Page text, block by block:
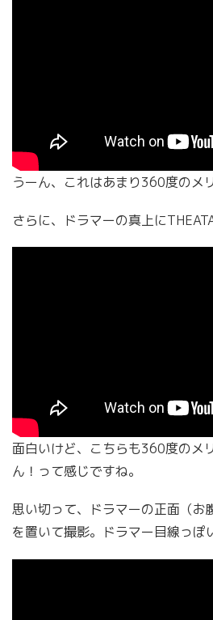
うーん、これはあまり360度のメ
さらに、ドラマーの真上に
面白いけど、こちらも360度のメ
ん！って感じですね。
思い切って、ドラマーの正面（お
を置いて撮影。ドラマー目線っぽ